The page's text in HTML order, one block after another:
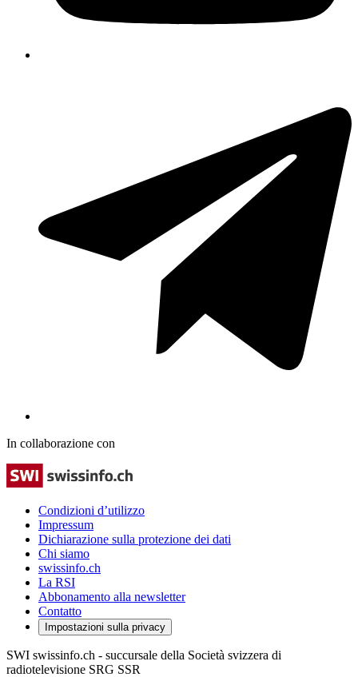
In collaborazione con
Condizioni d’utilizzo
Impressum
Dichiarazione sulla protezione dei dati
Chi siamo
swissinfo.ch
La RSI
Abbonamento alla newsletter
Contatto
Impostazioni sulla privacy
SWI swissinfo.ch - succursale della Società svizzera di
radiotelevisione SRG SSR